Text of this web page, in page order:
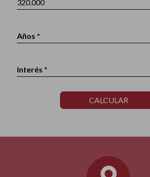
Años *
Interés *
CALCULAR